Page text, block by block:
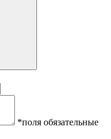
*поля обязательные